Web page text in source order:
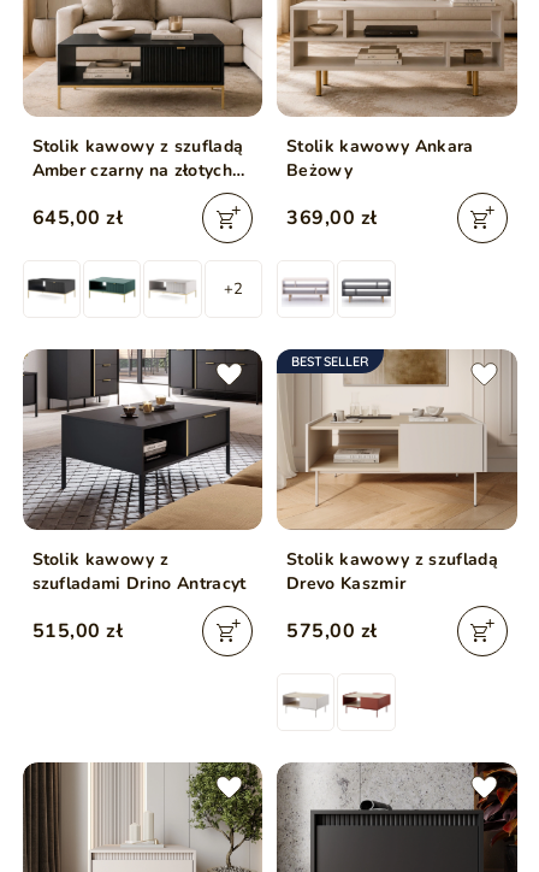
Stolik kawowy z szufladą
Amber czarny na złotych
645,00 zł
+2
Stolik kawowy Ankara
Beżowy
369,00 zł
Stolik kawowy z
szufladami Drino Antracyt
515,00 zł
BESTSELLER
Stolik kawowy z szufladą
Drevo Kaszmir
575,00 zł